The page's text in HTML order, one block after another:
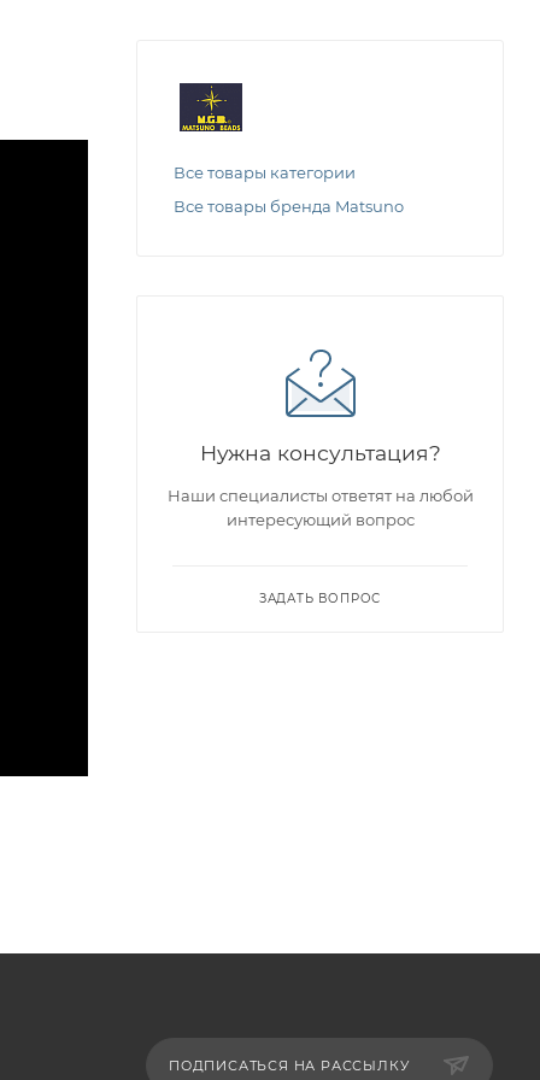
Все товары категории
Все товары бренда Matsuno
Нужна консультация?
Наши специалисты ответят на любой
интересующий вопрос
ЗАДАТЬ ВОПРОС
ПОДПИСАТЬСЯ НА РАССЫЛКУ